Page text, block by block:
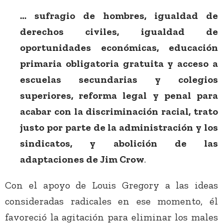
… sufragio de hombres, igualdad de
derechos civiles, igualdad de
oportunidades económicas, educación
primaria obligatoria gratuita y acceso a
escuelas secundarias y colegios
superiores, reforma legal y penal para
acabar con la discriminación racial, trato
justo por parte de la administración y los
sindicatos, y abolición de las
adaptaciones de Jim Crow.
Con el apoyo de Louis Gregory a las ideas
consideradas radicales en ese momento, él
favoreció la agitación para eliminar los males